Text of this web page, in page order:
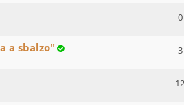
0
a sbalzo" 3
12